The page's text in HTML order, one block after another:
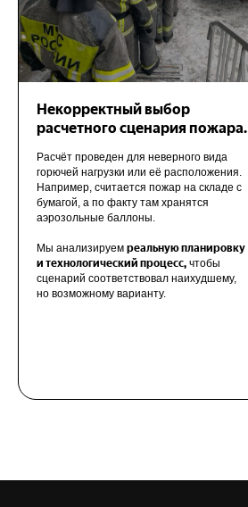
Некорректный выбор
расчетного сценария пожара.
Расчёт проведен для неверного вида
горючей нагрузки или её расположения.
Например, считается пожар на складе с
бумагой, а по факту там хранятся
аэрозольные баллоны.
Мы анализируем реальную планировку
и технологический процесс, чтобы
сценарий соответствовал наихудшему,
но возможному варианту.